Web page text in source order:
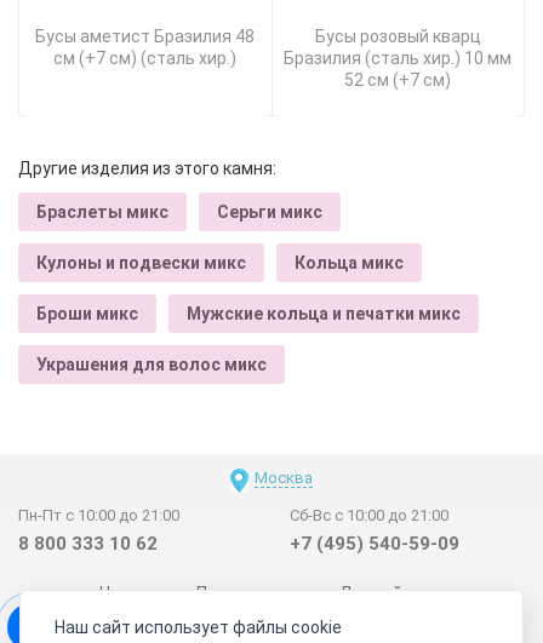
Бусы аметист Бразилия 48
см (+7 см) (сталь хир.)
Бусы розовый кварц
Бразилия (сталь хир.) 10 мм
52 см (+7 см)
Другие изделия из этого камня:
Браслеты микс Серьги микс
Кулоны и подвески микс Кольца микс
Броши микс Мужские кольца и печатки микс
Украшения для волос микс
Москва
Пн-Пт с 10:00 до 21:00
8 800 333 10 62
Сб-Вс с 10:00 до 21:00
+7 (495) 540-59-09
Новинки Поставщикам
Личный счет
Договор-оферта
О нас Наши магазины
Наш сайт использует файлы cookie